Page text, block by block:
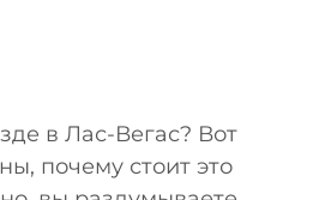
в Лас-Вегас? Вот
почему стоит это